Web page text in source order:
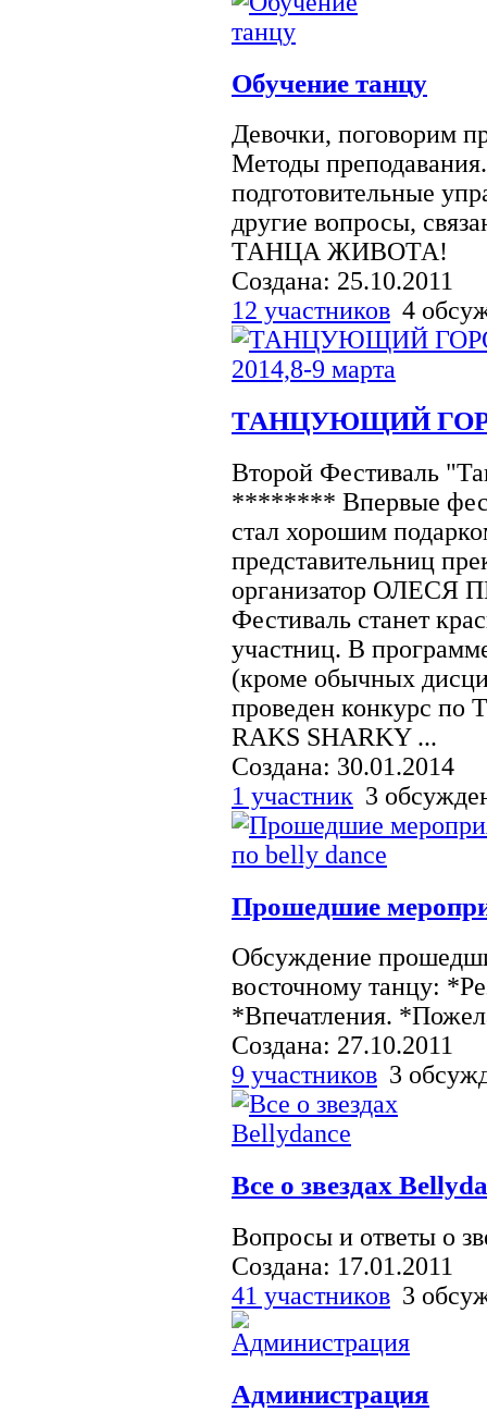
Обучение танцу
Девочки, поговорим
Методы
подготовительные
другие вопросы,
ТАНЦА ЖИВОТА!
Создана: 25.10.2011
12 участников 4
ТАНЦУЮЩИЙ
Второй Фестиваль
******** Впервые
стал хорошим
представительниц
организатор ОЛЕСЯ
Фестиваль станет
участниц. В
(кроме обычных
проведен конкурс
RAKS SHARKY ...
Создана: 30.01.2014
1 участник 3
Прошедшие
Обсуждение
восточному танцу:
*Впечатления.
Создана: 27.10.2011
9 участников 3
Все о звездах
Вопросы и ответы о
Создана: 17.01.2011
41 участников 3
Администрация